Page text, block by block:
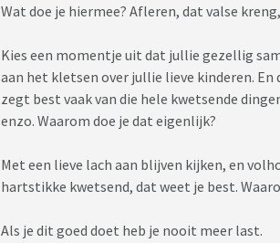
Wat doe je hiermee? Afleren, dat valse kreng,
Kies een momentje uit dat jullie gezellig
aan het kletsen over jullie lieve kinderen. En
zegt best vaak van die hele kwetsende
enzo. Waarom doe je dat eigenlijk?
Met een lieve lach aan blijven kijken, en
hartstikke kwetsend, dat weet je best.
Als je dit goed doet heb je nooit meer last.